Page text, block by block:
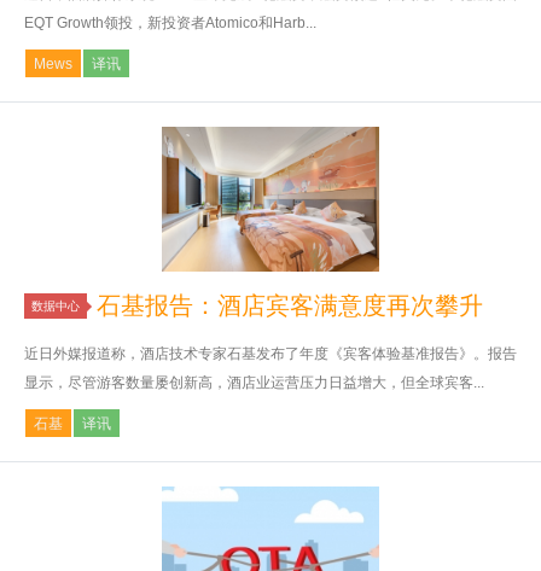
EQT Growth领投，新投资者Atomico和Harb...
Mews 译讯
数据中心 石基报告：酒店宾客满意度再次攀升
近日外媒报道称，酒店技术专家石基发布了年度《宾客体验基准报告》。报告
显示，尽管游客数量屡创新高，酒店业运营压力日益增大，但全球宾客...
石基 译讯